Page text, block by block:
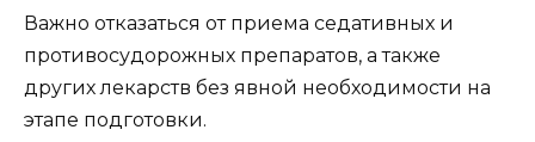
Важно отказаться от приема седативных и
противосудорожных препаратов, а также
других лекарств без явной необходимости на
этапе подготовки.